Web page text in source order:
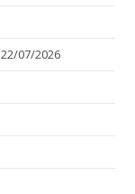
22/07/2026